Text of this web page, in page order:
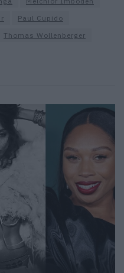
Paul Cupido
Thomas Wollenberger